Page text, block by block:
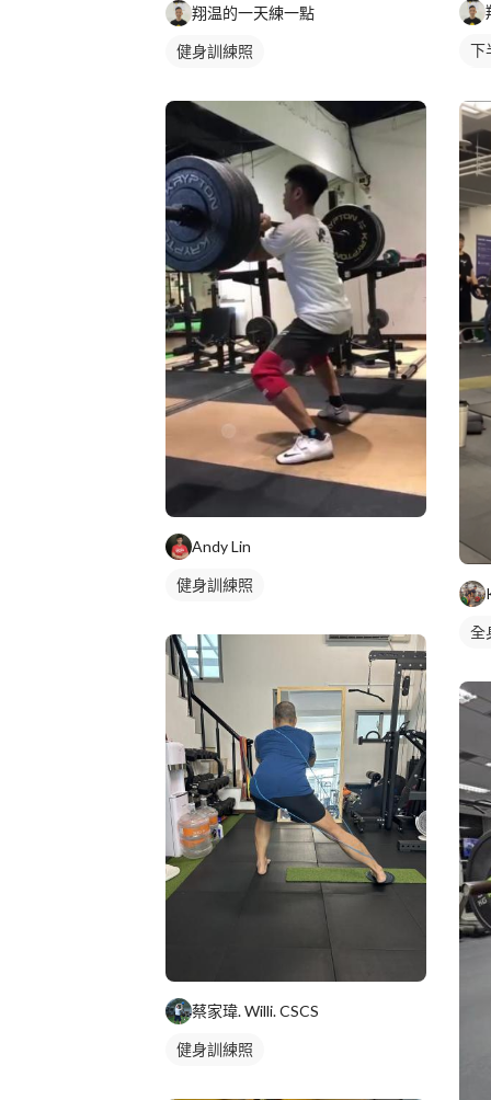
翔温的一天練一點
健身訓練照
Andy Lin
健身訓練照
蔡家瑋. Willi. CSCS
健身訓練照
下
全